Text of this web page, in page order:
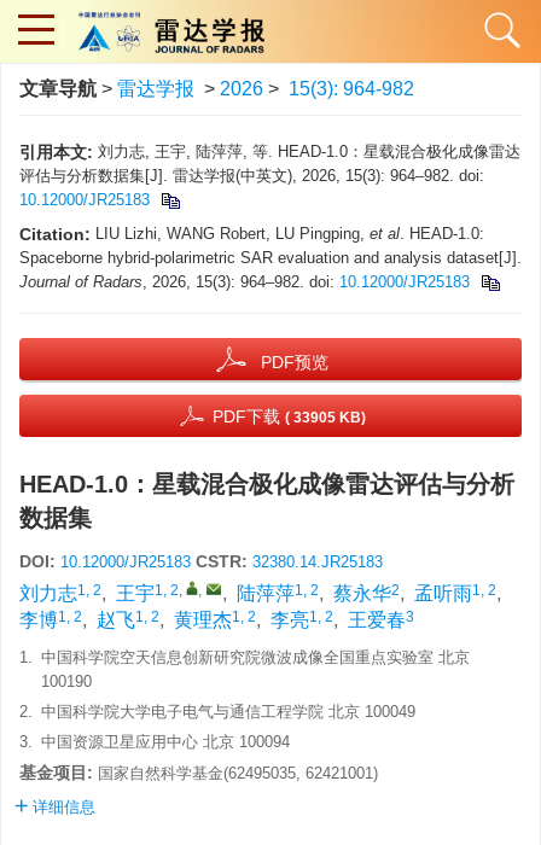
文章导航 > 雷达学报 > 2026 > 15(3): 964-982
引用本文: 刘力志, 王宇, 陆萍萍, 等. HEAD-1.0：星载混合极化成像雷达
评估与分析数据集[J]. 雷达学报(中英文), 2026, 15(3): 964–982. doi:
10.12000/JR25183
Citation: LIU Lizhi, WANG Robert, LU Pingping, et al. HEAD-1.0:
Spaceborne hybrid-polarimetric SAR evaluation and analysis dataset[J].
Journal of Radars, 2026, 15(3): 964–982. doi: 10.12000/JR25183
PDF预览
PDF下载 ( 33905 KB)
HEAD-1.0：星载混合极化成像雷达评估与分析
数据集
DOI: 10.12000/JR25183 CSTR: 32380.14.JR25183
刘力志1, 2, 王宇1, 2, , , 陆萍萍1, 2, 蔡永华2, 孟听雨1, 2,
李博1, 2, 赵飞1, 2, 黄理杰1, 2, 李亮1, 2, 王爱春3
1. 中国科学院空天信息创新研究院微波成像全国重点实验室 北京
100190
2. 中国科学院大学电子电气与通信工程学院 北京 100049
3. 中国资源卫星应用中心 北京 100094
基金项目: 国家自然科学基金(62495035, 62421001)
详细信息